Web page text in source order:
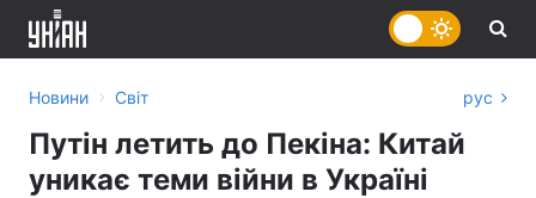
Новини › Світ рус
Путін летить до Пекіна: Китай
уникає теми війни в Україні